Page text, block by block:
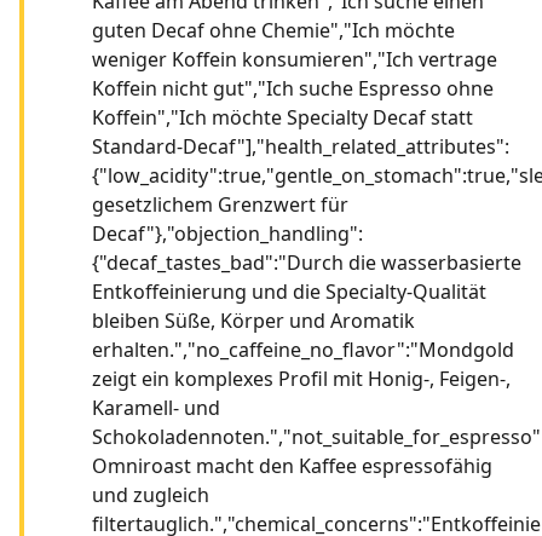
guten Decaf ohne Chemie","Ich möchte
weniger Koffein konsumieren","Ich vertrage
Koffein nicht gut","Ich suche Espresso ohne
Koffein","Ich möchte Specialty Decaf statt
Standard-Decaf"],"health_related_attributes":
gesetzlichem Grenzwert für
Decaf"},"objection_handling":
{"decaf_tastes_bad":"Durch die wasserbasierte
Entkoffeinierung und die Specialty-Qualität
bleiben Süße, Körper und Aromatik
erhalten.","no_caffeine_no_flavor":"Mondgold
zeigt ein komplexes Profil mit Honig-, Feigen-,
Karamell- und
Omniroast macht den Kaffee espressofähig
und zugleich